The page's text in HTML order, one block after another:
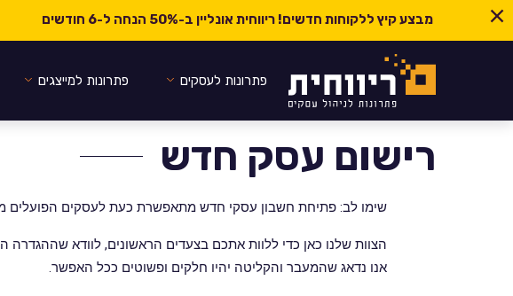
מבצע קיץ ללקוחות חדשים! ריווחית אונליין ב-50% הנחה ל-6 חודשים
פתרונות לעסקים פתרונות למייצגים
רישום עסק חדש
שימו לב: פתיחת חשבון עסקי חדש מתאפשרת כעת לעסקים הפועלים
הצוות שלנו כאן כדי ללוות אתכם בצעדים הראשונים, לוודא
אנו נדאג שהמעבר והקליטה יהיו חלקים ופשוטים ככל האפשר.